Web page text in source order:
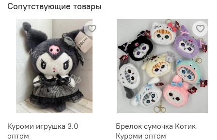
Сопутствующие товары
Куроми игрушка 3.0
оптом
Брелок сумочка Котик
Куроми оптом